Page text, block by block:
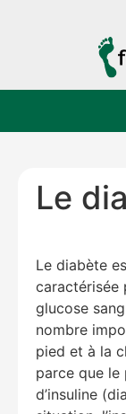
Le
Le diabète
caractérisée
glucose
nombre
pied et à la
parce que le
d’insuline